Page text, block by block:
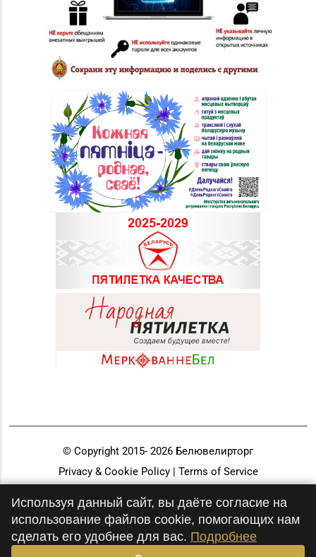
© Copyright 2015- 2026 Белювелирторг
Privacy & Cookie Policy | Terms of Service
Используя данный сайт, вы даёте согласие на
использование файлов cookie, помогающих нам
сделать его удобнее для вас. Подробнее